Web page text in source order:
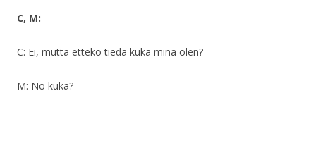
C, M:
C: Ei, mutta ettekö tiedä kuka minä olen?
M: No kuka?